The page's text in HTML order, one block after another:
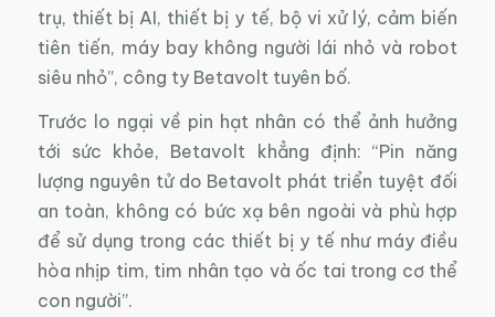
trụ, thiết bị AI, thiết bị y tế, bộ vi xử lý, cảm biến
tiên tiến, máy bay không người lái nhỏ và robot
siêu nhỏ”, công ty Betavolt tuyên bố.
Trước lo ngại về pin hạt nhân có thể ảnh hưởng
tới sức khỏe, Betavolt khẳng định: “Pin năng
lượng nguyên tử do Betavolt phát triển tuyệt đối
an toàn, không có bức xạ bên ngoài và phù hợp
để sử dụng trong các thiết bị y tế như máy điều
hòa nhịp tim, tim nhân tạo và ốc tai trong cơ thể
con người”.